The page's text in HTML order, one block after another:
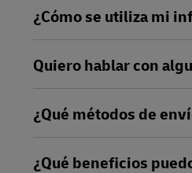
¿Cómo se utiliza mi
Quiero hablar con
¿Qué métodos de
¿Qué beneficios